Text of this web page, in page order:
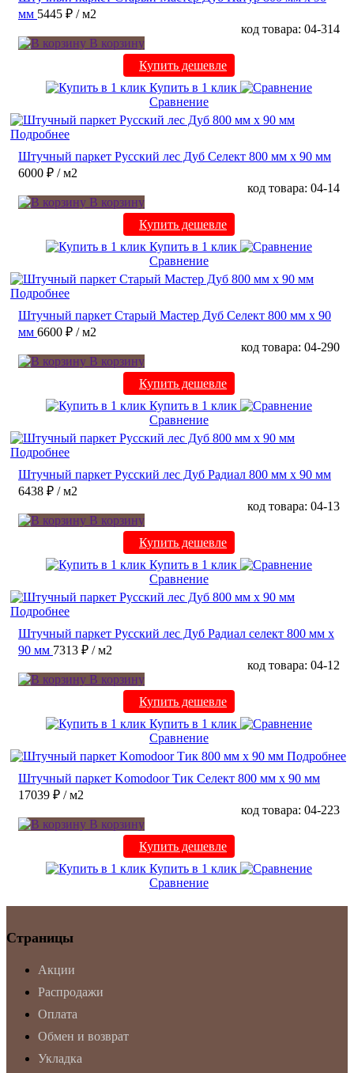
мм 5445 ₽ / м2
код товара: 04-314
В корзину
Купить дешевле
Купить в 1 клик
Сравнение
Подробнее
Штучный паркет Русский лес Дуб Селект 800 мм х 90 мм
6000 ₽ / м2
код товара: 04-14
В корзину
Купить дешевле
Купить в 1 клик
Сравнение
Подробнее
Штучный паркет Старый Мастер Дуб Селект 800 мм х 90
мм 6600 ₽ / м2
код товара: 04-290
В корзину
Купить дешевле
Купить в 1 клик
Сравнение
Подробнее
Штучный паркет Русский лес Дуб Радиал 800 мм х 90 мм
6438 ₽ / м2
код товара: 04-13
В корзину
Купить дешевле
Купить в 1 клик
Сравнение
Подробнее
Штучный паркет Русский лес Дуб Радиал cелект 800 мм х
90 мм 7313 ₽ / м2
код товара: 04-12
В корзину
Купить дешевле
Купить в 1 клик
Сравнение
Подробнее
Штучный паркет Komodoor Тик Селект 800 мм х 90 мм
17039 ₽ / м2
код товара: 04-223
В корзину
Купить дешевле
Купить в 1 клик
Сравнение
Страницы
Акции
Распродажи
Оплата
Обмен и возврат
Укладка